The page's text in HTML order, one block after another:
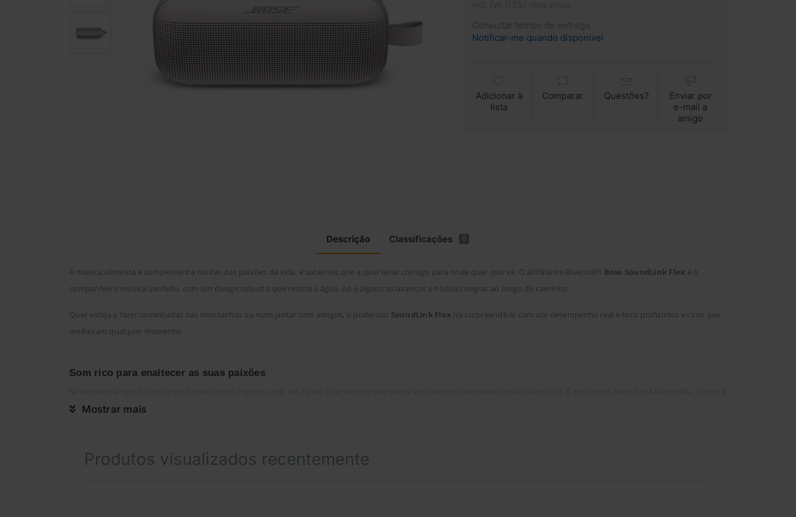
Consultar tempo de entrega
Notificar-me quando disponível
Adicionar à
lista
Comparar Questões?
Enviar por
e-mail a
amigo
Descrição Classificações 0
A música alimenta e complementa muitas das paixões da vida, e sabemos que a quer levar consigo para onde quer que vá. O altifalante Bluetooth Bose SoundLink Flex é o
companheiro musical perfeito, com um design robusto que resiste a água, pó e alguns solavancos e nódoas negras ao longo do caminho.
Quer esteja a fazer caminhadas nas montanhas ou num jantar com amigos, o poderoso SoundLink Flex irá surpreendê-lo com um desempenho real e tons profundos e ricos que
melhoram qualquer momento.
Som rico para enaltecer as suas paixões
nítido, claro e sem distorções, para que possa ouvir todos os instrumentos e nuances nas vozes. Os agudos e os graves são equilibrados, permitindo-lhe ouvir todos os tons. E o
Sobrevive a derrames, quedas e mais
Mostrar mais
Produtos visualizados recentemente